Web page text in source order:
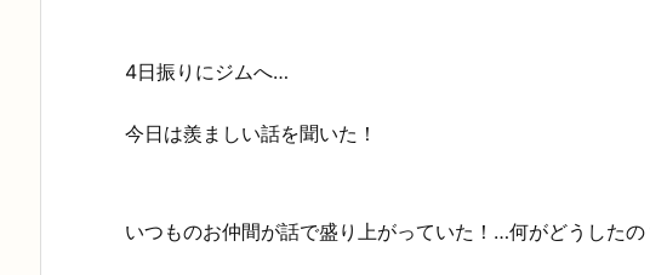
4日振りにジムへ…
今日は羨ましい話を聞いた！
いつものお仲間が話で盛り上がっていた！…何がどうしたの